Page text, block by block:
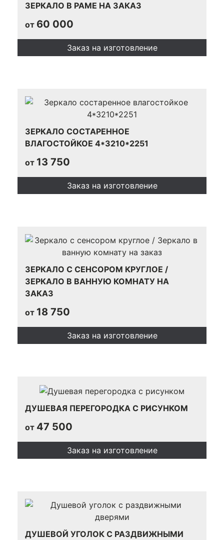
ЗЕРКАЛО В РАМЕ НА ЗАКАЗ
от 60 000
Заказ на изготовление
ЗЕРКАЛО СОСТАРЕННОЕ
ВЛАГОСТОЙКОЕ 4*3210*2251
от 13 750
Заказ на изготовление
ЗЕРКАЛО С СЕНСОРОМ КРУГЛОЕ /
ЗЕРКАЛО В ВАННУЮ КОМНАТУ НА
ЗАКАЗ
от 18 750
Заказ на изготовление
ДУШЕВАЯ ПЕРЕГОРОДКА С РИСУНКОМ
от 47 500
Заказ на изготовление
ДУШЕВОЙ УГОЛОК С РАЗДВИЖНЫМИ